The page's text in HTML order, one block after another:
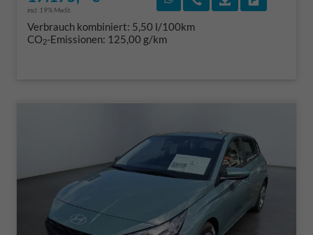
incl. 19% MwSt.
Verbrauch kombiniert: 5,50 l/100km
CO2-Emissionen: 125,00 g/km